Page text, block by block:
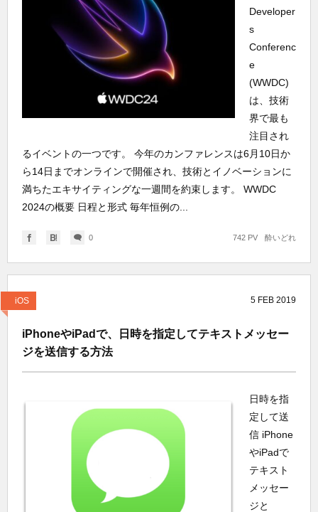
Developer
s
Conferenc
e
(WWDC)
は、技術
界で最も
注目され
るイベントの一つです。 今年のカンファレンスは6月10日か
ら14日までオンラインで開催され、技術とイノベーションに
満ちたエキサイティングな一週間を約束します。 WWDC
2024の概要 日程と形式 毎年恒例の...
0 酔いどれ
742 PV
iOS 5 FEB 2019
iPhoneやiPadで、日時を指定してテキストメッセー
ジを送信する方法
日時を指
定して送
信 iPhone
やiPadで
テキスト
メッセー
ジと